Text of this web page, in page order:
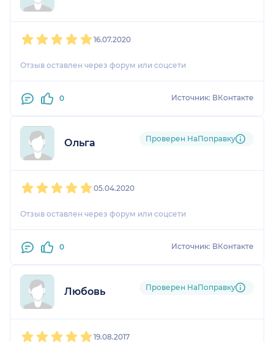
16.07.2020
Отзыв оставлен через форум или соцсети
0 Источник: ВКонтакте
Ольга Проверен НаПоправку
05.04.2020
Отзыв оставлен через форум или соцсети
0 Источник: ВКонтакте
Любовь Проверен НаПоправку
19.08.2017